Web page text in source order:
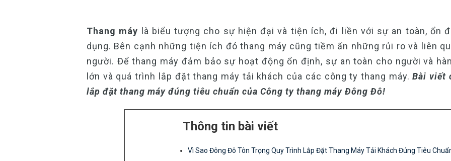
Thang máy là biểu tượng cho sự hiện đại và tiện ích, đi liền với sự an toàn, ổn
dụng. Bên cạnh những tiện ích đó thang máy cũng tiềm ẩn những rủi ro và liên
người. Để thang máy đảm bảo sự hoạt động ổn định, sự an toàn cho người và
lớn và quá trình lắp đặt thang máy tải khách của các công ty thang máy.Bài viết
lắp đặt thang máy đúng tiêu chuẩn của Công ty thang máy Đông Đô!
Thông tin bài viết
Vì Sao Đông Đô Tôn Trọng Quy Trình Lắp Đặt Thang Máy Tải Khách Đúng Tiêu